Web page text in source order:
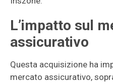
L’impatto sul
assicurativo
Questa acquisizione ha
mercato assicurativo,